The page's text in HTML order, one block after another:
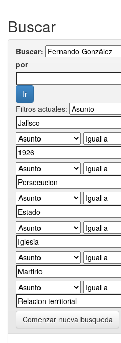
Buscar
Buscar:
por
Filtros actuales:
Comenzar nueva busqueda